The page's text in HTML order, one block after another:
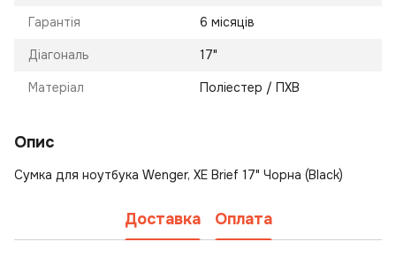
Гарантія 6 місяців
Діагональ 17"
Матеріал Поліестер / ПХВ
Опис
Сумка для ноутбука Wenger, XE Brief 17" Чорна (Black)
Доставка Оплата